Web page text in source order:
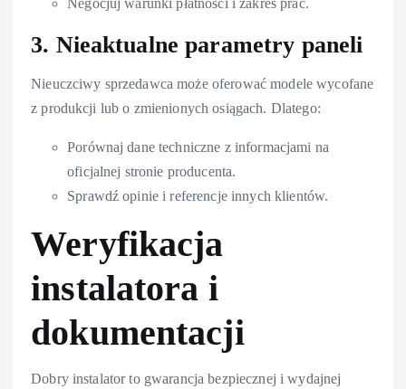
Negocjuj warunki płatności i zakres prac.
3. Nieaktualne parametry paneli
Nieuczciwy sprzedawca może oferować modele wycofane
z produkcji lub o zmienionych osiągach. Dlatego:
Porównaj dane techniczne z informacjami na
oficjalnej stronie producenta.
Sprawdź opinie i referencje innych klientów.
Weryfikacja
instalatora i
dokumentacji
Dobry instalator to gwarancja bezpiecznej i wydajnej